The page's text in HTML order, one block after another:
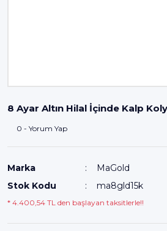
8 Ayar Altın Hilal İçinde Kalp
0 - Yorum Yap
Marka
MaGold
Stok Kodu
ma8gld15k
* 4.400,54 TL den başlayan taksitlerle!!